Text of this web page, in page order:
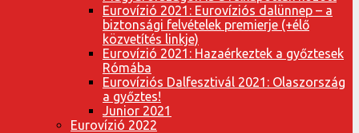
Eurovízió 2021: Eurovíziós dalünnep – a
biztonsági felvételek premierje (+élő
közvetítés linkje)
Eurovízió 2021: Hazaérkeztek a győztesek
Rómába
Eurovíziós Dalfesztivál 2021: Olaszország
a győztes!
Junior 2021
Eurovízió 2022